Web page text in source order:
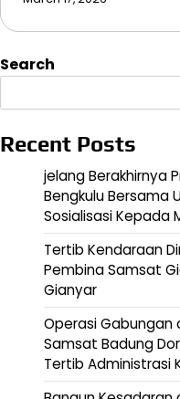
Search
Recent Posts
jelang Berakhirnya
Bengkulu Bersama
Sosialisasi Kepada
Tertib Kendaraan
Pembina Samsat
Gianyar
Operasi Gabungan
Samsat Badung
Tertib Administrasi